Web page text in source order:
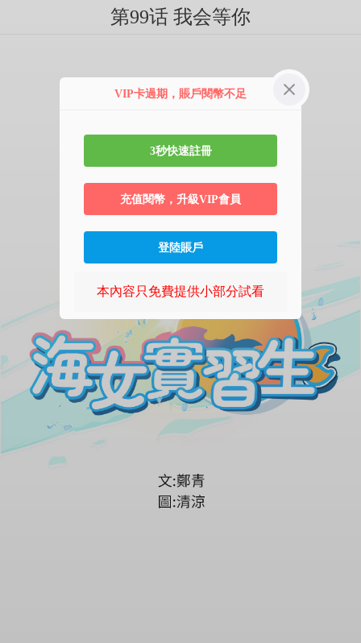
第99话 我会等你
VIP卡過期，賬戶閱幣不足
3秒快速註冊
充值閱幣，升級VIP會員
登陸賬戶
本內容只免費提供小部分試看